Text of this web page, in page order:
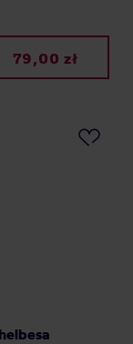
79,00 zł